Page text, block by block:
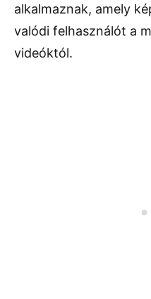
alkalmaznak, amely
valódi felhasználót a
videóktól.